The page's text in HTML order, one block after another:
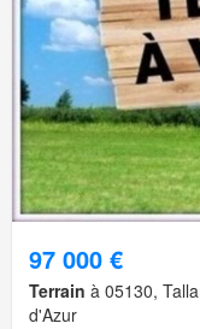
97 000 €
Terrain à 05130,
d'Azur